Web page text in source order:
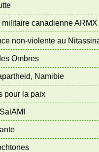
militaire canadienne ARMX
non-violente au
Ombres
Namibie
pour la paix